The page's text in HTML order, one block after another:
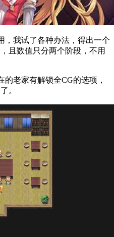
，我试了各种办法，得出一个
且数值只分两个阶段，不用
老家有解锁全CG的选项，
。